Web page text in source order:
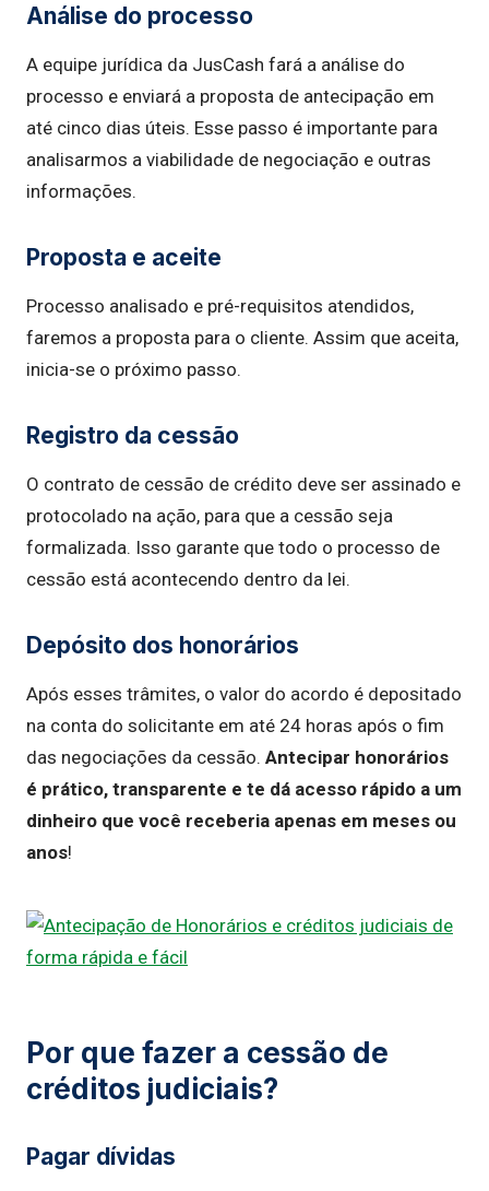
Análise do processo
A equipe jurídica da JusCash fará a análise do
processo e enviará a proposta de antecipação em
até cinco dias úteis. Esse passo é importante para
analisarmos a viabilidade de negociação e outras
informações.
Proposta e aceite
Processo analisado e pré-requisitos atendidos,
faremos a proposta para o cliente. Assim que aceita,
inicia-se o próximo passo.
Registro da cessão
O contrato de cessão de crédito deve ser assinado e
protocolado na ação, para que a cessão seja
formalizada. Isso garante que todo o processo de
cessão está acontecendo dentro da lei.
Depósito dos honorários
Após esses trâmites, o valor do acordo é depositado
na conta do solicitante em até 24 horas após o fim
das negociações da cessão. Antecipar honorários
é prático, transparente e te dá acesso rápido a um
dinheiro que você receberia apenas em meses ou
anos!
Por que fazer a cessão de
créditos judiciais?
Pagar dívidas